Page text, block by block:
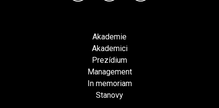
Akademie
Akademici
Prezídium
Management
In memoriam
Stanovy